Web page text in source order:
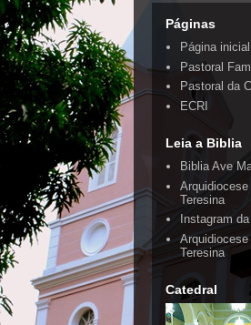
Páginas
Página inicial
Pastoral
Pastoral da
ECRI
Leia a Biblia
Biblia Ave
Arquidiocese
Teresina
Instagram
Arquidiocese
Teresina
Catedral